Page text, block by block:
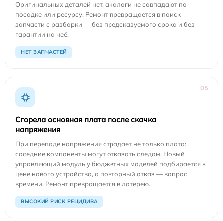
Оригинальных деталей нет, аналоги не совпадают по
посадке или ресурсу. Ремонт превращается в поиск
запчасти с разборки — без предсказуемого срока и без
гарантии на неё.
НЕТ ЗАПЧАСТЕЙ
05
Сгорела основная плата после скачка
напряжения
При перепаде напряжения страдает не только плата:
соседние компоненты могут отказать следом. Новый
управляющий модуль у бюджетных моделей подбирается к
цене нового устройства, а повторный отказ — вопрос
времени. Ремонт превращается в лотерею.
ВЫСОКИЙ РИСК РЕЦИДИВА